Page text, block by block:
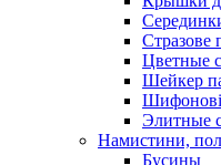
Стразове
Цветные
Шейкер
Шифонові
Элитные
Намистини,
Бусины